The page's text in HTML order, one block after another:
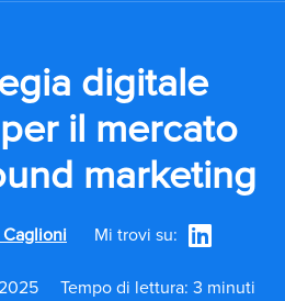
digitale
il mercato
marketing
Mi trovi su:
Tempo di lettura: 3 minuti